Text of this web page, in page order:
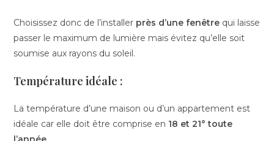
Choisissez donc de l’installer près d’une fenêtre qui laisse
passer le maximum de lumière mais évitez qu’elle soit
soumise aux rayons du soleil.
Température idéale :
La température d’une maison ou d’un appartement est
idéale car elle doit être comprise en 18 et 21° toute